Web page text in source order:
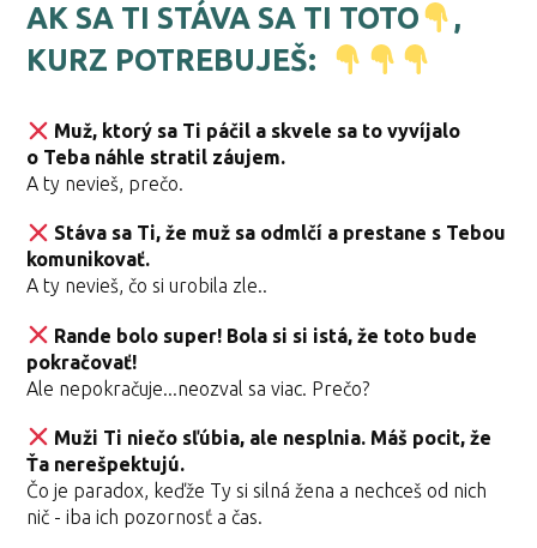
AK SA TI STÁVA SA TI TOTO
,
KURZ POTREBUJEŠ:
Muž, ktorý sa Ti páčil a skvele sa to vyvíjalo
o Teba náhle stratil záujem.
A ty nevieš, prečo.
Stáva sa Ti, že muž sa odmlčí a prestane s Tebou
komunikovať.
A ty nevieš, čo si urobila zle..
Rande bolo super! Bola si si istá, že toto bude
pokračovať!
Ale nepokračuje...neozval sa viac. Prečo?
Muži Ti niečo sľúbia, ale nesplnia. Máš pocit, že
Ťa nerešpektujú.
Čo je paradox, keďže Ty si silná žena a nechceš od nich
nič - iba ich pozornosť a čas.